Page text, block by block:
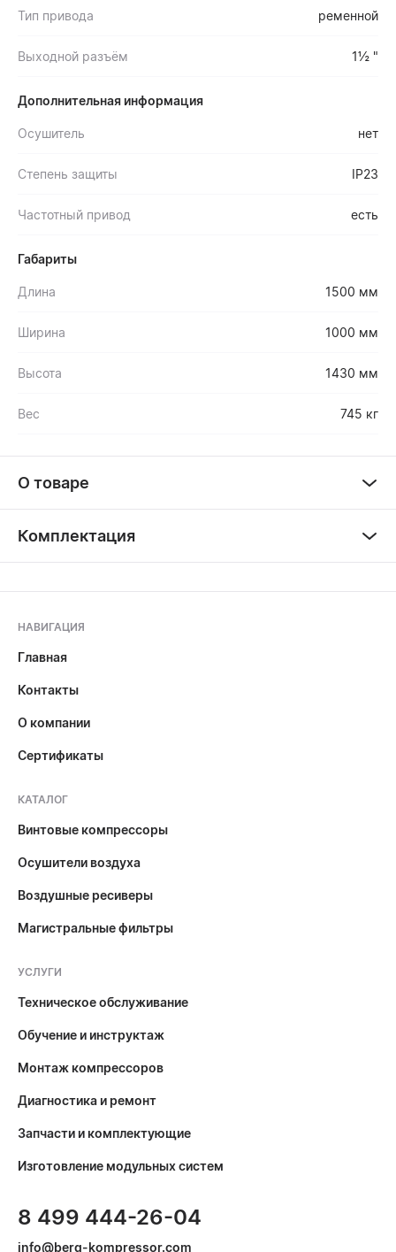
Тип привода ременной
Выходной разъём 1½ "
Дополнительная информация
Осушитель нет
Степень защиты IP23
Частотный привод есть
Габариты
Длина 1500 мм
Ширина 1000 мм
Высота 1430 мм
Вес 745 кг
О товаре
Комплектация
НАВИГАЦИЯ
Главная
Контакты
О компании
Сертификаты
КАТАЛОГ
Винтовые компрессоры
Осушители воздуха
Воздушные ресиверы
Магистральные фильтры
УСЛУГИ
Техническое обслуживание
Обучение и инструктаж
Монтаж компрессоров
Диагностика и ремонт
Запчасти и комплектующие
Изготовление модульных систем
8 499 444-26-04
info@berg-kompressor.com